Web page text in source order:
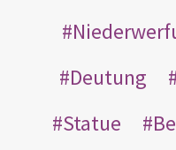
Deutung
Statue